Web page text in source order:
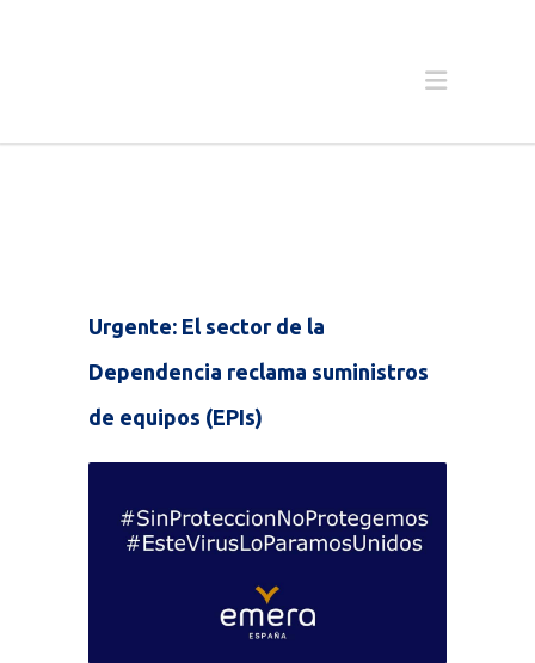
Urgente: El sector de la
Dependencia reclama suministros
de equipos (EPIs)